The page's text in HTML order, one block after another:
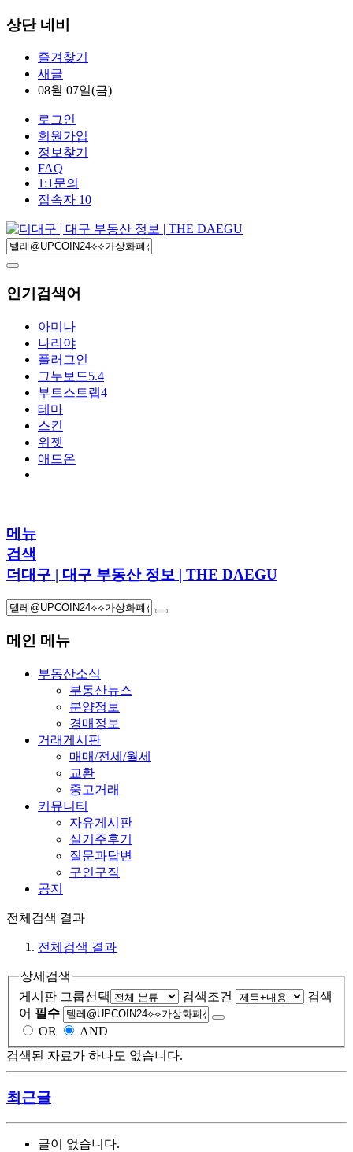
상단 네비
즐겨찾기
새글
08월 07일(금)
로그인
회원가입
정보찾기
FAQ
1:1문의
접속자 10
인기검색어
아미나
나리야
플러그인
그누보드5.4
부트스트랩4
테마
스킨
위젯
애드온
메뉴
검색
더대구 | 대구 부동산 정보 | THE DAEGU
메인 메뉴
부동산소식
부동산뉴스
분양정보
경매정보
거래게시판
매매/전세/월세
교환
중고거래
커뮤니티
자유게시판
실거주후기
질문과답변
구인구직
공지
전체검색 결과
전체검색 결과
상세검색
게시판 그룹선택
검색조건
검색
어 필수
OR
AND
검색된 자료가 하나도 없습니다.
최근글
글이 없습니다.